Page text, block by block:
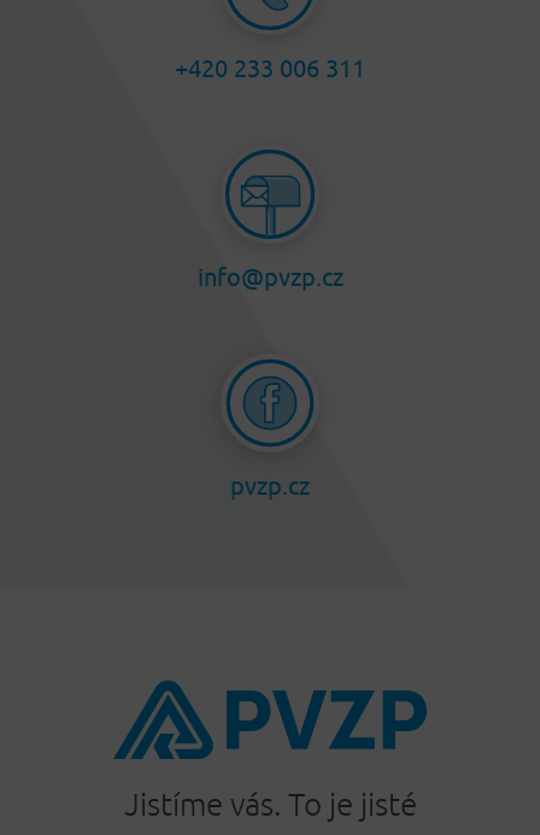
+420 233 006 311
info@pvzp.cz
pvzp.cz
Jistíme vás. To je jisté